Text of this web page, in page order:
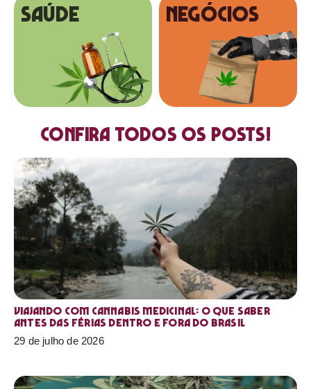
SAÚDE NEGÓCIOS
Confira todos os posts!
Viajando com cannabis medicinal: o que saber
antes das férias dentro e fora do Brasil
29 de julho de 2026